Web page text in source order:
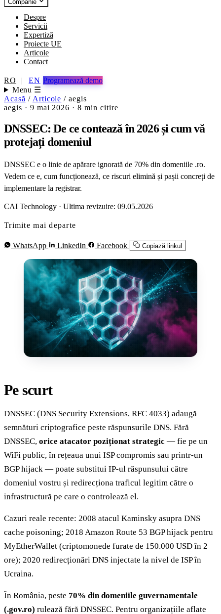
Companie
Despre
Servicii
Expertiză
Proiecte UE
Articole
Contact
RO | EN Programează demo
Menu ☰
Acasă / Articole / aegis
aegis · 9 mai 2026 · 8 min citire
DNSSEC: De ce contează în 2026 și cum vă
protejați domeniul
DNSSEC e o linie de apărare ignorată de 70% din domeniile .ro.
Vedem ce e, cum funcționează, ce riscuri elimină și pașii concreți de
implementare la registrar.
CAI Technology · Ultima revizuire: 09.05.2026
Trimite mai departe
WhatsApp LinkedIn Facebook Copiază linkul
Pe scurt
DNSSEC (DNS Security Extensions, RFC 4033) adaugă
semnături criptografice peste răspunsurile DNS. Fără
DNSSEC, orice atacator poziționat strategic — fie pe un
WiFi public, în rețeaua unui ISP compromis sau printr-un
BGP hijack — poate substitui IP-ul răspunsului către
domeniul vostru și redirecționa traficul legitim către o
infrastructură pe care o controlează el.
Cazuri reale recente: 2008 atacul Kaminsky asupra DNS
cache poisoning; 2018 Amazon Route 53 BGP hijack pentru
MyEtherWallet (criptomonede furate de 150.000 USD în 2
ore); 2020 redirecționări DNS injectate la nivel de ISP în
Ucraina.
În România, peste 70% din domeniile guvernamentale
(.gov.ro) rulează fără DNSSEC. Pentru organizațiile aflate